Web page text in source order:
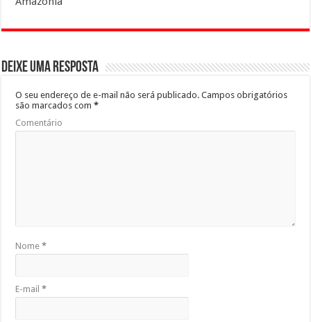
Deixe uma resposta
O seu endereço de e-mail não será publicado. Campos obrigatórios
são marcados com*
Comentário
Nome*
E-mail*